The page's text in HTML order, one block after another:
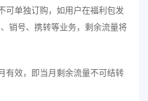
可单独订购，如用户在福利包发
销号、携转等业务，剩余流量将
有效，即当月剩余流量不可结转